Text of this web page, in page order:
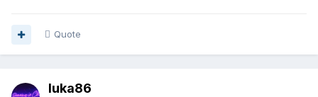
Quote
luka86